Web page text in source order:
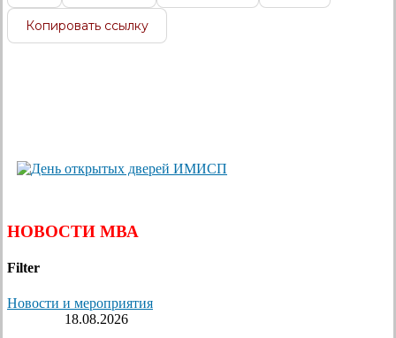
Копировать ссылку
НОВОСТИ МВА
Filter
Новости и мероприятия
18.08.2026